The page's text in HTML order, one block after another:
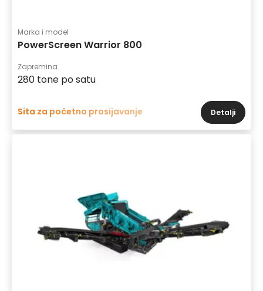
Marka i model
PowerScreen Warrior 800
Zapremina
280 tone po satu
Sita za početno prosijavanje Detalji